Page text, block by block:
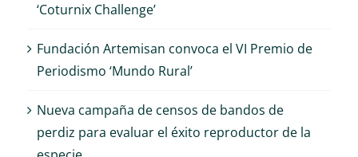
‘Coturnix Challenge’
Fundación Artemisan convoca el VI Premio de
Periodismo ‘Mundo Rural’
Nueva campaña de censos de bandos de
perdiz para evaluar el éxito reproductor de la